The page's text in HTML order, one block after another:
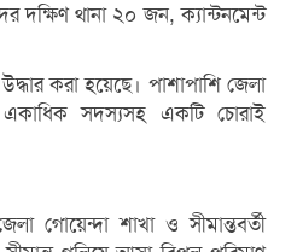
দক্ষিণ থানা ২০ জন, ক্যান্টনমেন্ট
করা হয়েছে। পাশাপাশি জেলা
একাধিক সদস্যসহ একটি চোরাই
গোয়েন্দা শাখা ও সীমান্তবর্তী